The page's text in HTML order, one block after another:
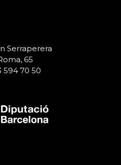
Serraperera
65
594 70 50